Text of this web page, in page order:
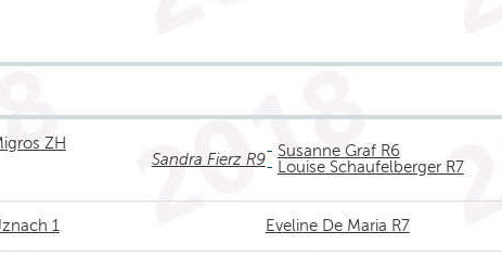
ZH
Sandra Fierz R9- Susanne Graf R6
-
Louise Schaufelberger R7
1 Eveline De Maria R7